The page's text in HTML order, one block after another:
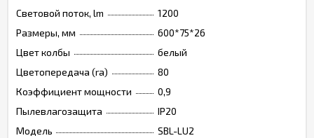
Световой поток, lm
1200
Размеры, мм
600*75*26
Цвет колбы
белый
Цветопередача (ra)
80
Коэффициент мощности
0,9
Пылевлагозащита
IP20
Модель
SBL-LU2